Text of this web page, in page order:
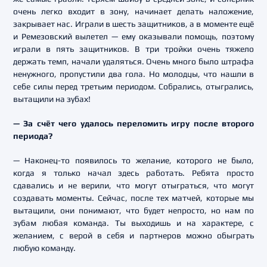
очень легко входит в зону, начинает делать наложение,
закрывает нас. Играли в шесть защитников, а в моменте ещё
и Ремезовский вылетел — ему оказывали помощь, поэтому
играли в пять защитников. В три тройки очень тяжело
держать темп, начали удаляться. Очень много было штрафа
ненужного, пропустили два гола. Но молодцы, что нашли в
себе силы перед третьим периодом. Собрались, отыгрались,
вытащили на зубах!
— За счёт чего удалось переломить игру после второго
периода?
— Наконец-то появилось то желание, которого не было,
когда я только начал здесь работать. Ребята просто
сдавались и не верили, что могут отыграться, что могут
создавать моменты. Сейчас, после тех матчей, которые мы
вытащили, они понимают, что будет непросто, но нам по
зубам любая команда. Ты выходишь и на характере, с
желанием, с верой в себя и партнеров можно обыграть
любую команду.